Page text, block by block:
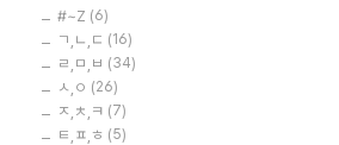
#~Z (6)
ㄱ,ㄴ,ㄷ (16)
ㄹ,ㅁ,ㅂ (34)
ㅅ,ㅇ (26)
ㅈ,ㅊ,ㅋ (7)
ㅌ,ㅍ,ㅎ (5)